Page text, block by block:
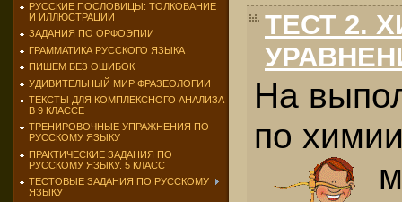
РУССКИЕ ПОСЛОВИЦЫ: ТОЛКОВАНИЕ
И ИЛЛЮСТРАЦИИ
ЗАДАНИЯ ПО ОРФОЭПИИ
ГРАММАТИКА РУССКОГО ЯЗЫКА
ПИШЕМ БЕЗ ОШИБОК
УДИВИТЕЛЬНЫЙ МИР ФРАЗЕОЛОГИИ
ТЕКСТЫ ДЛЯ КОМПЛЕКСНОГО АНАЛИЗА
В 9 КЛАССЕ
ТРЕНИРОВОЧНЫЕ УПРАЖНЕНИЯ ПО
РУССКОМУ ЯЗЫКУ
ПРАКТИЧЕСКИЕ ЗАДАНИЯ ПО
РУССКОМУ ЯЗЫКУ. 5 КЛАСС
ТЕСТОВЫЕ ЗАДАНИЯ ПО РУССКОМУ
ЯЗЫКУ
ТЕСТ 2.
На
по